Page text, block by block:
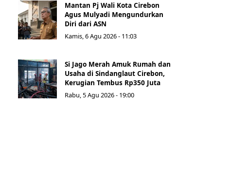
Mantan Pj Wali Kota Cirebon
Agus Mulyadi Mengundurkan
Diri dari ASN
Kamis, 6 Agu 2026 - 11:03
Si Jago Merah Amuk Rumah dan
Usaha di Sindanglaut Cirebon,
Kerugian Tembus Rp350 Juta
Rabu, 5 Agu 2026 - 19:00